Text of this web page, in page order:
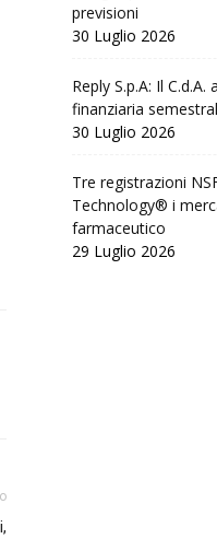
previsioni
30 Luglio 2026
Reply S.p.A: Il
finanziaria
30 Luglio 2026
Tre registrazioni
Technology® i
farmaceutico
29 Luglio 2026